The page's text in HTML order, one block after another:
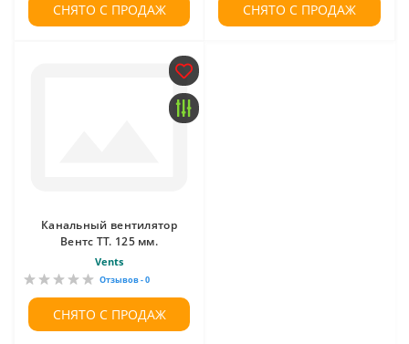
СНЯТО С ПРОДАЖ СНЯТО С ПРОДАЖ
Канальный вентилятор
Вентс ТТ. 125 мм.
Vents
Отзывов - 0
СНЯТО С ПРОДАЖ